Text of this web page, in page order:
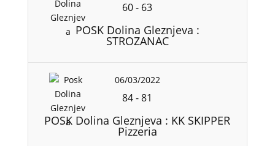
60- 63
POSK Dolina Gleznjeva :
STROZANAC
06/03/2022
84-81
POSK Dolina Gleznjeva : KK SKIPPER
Pizzeria